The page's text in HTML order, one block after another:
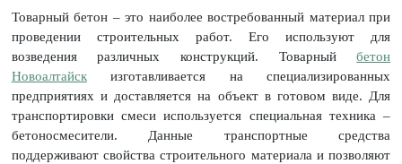
Товарный бетон – это наиболее востребованный материал при
проведении строительных работ. Его используют для
возведения различных конструкций. Товарныйбетон
Новоалтайскизготавливается на специализированных
предприятиях и доставляется на объект в готовом виде. Для
транспортировки смеси используется специальная техника –
бетоносмесители. Данные транспортные средства
поддерживают свойства строительного материала и позволяют